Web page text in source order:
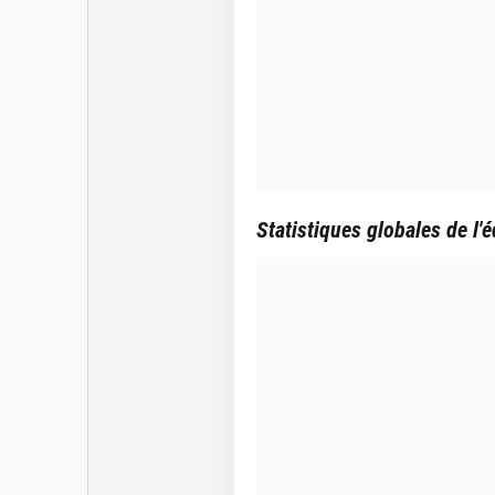
Statistiques globales de